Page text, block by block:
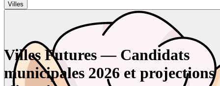
Villes
Villes Futures — Candidats
municipales 2026 et projections